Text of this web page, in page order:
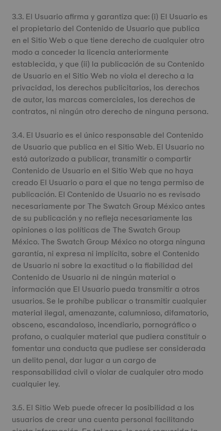
3.3. El Usuario afirma y garantiza que: (i) El Usuario es
el propietario del Contenido de Usuario que publica
en el Sitio Web o que tiene derecho de cualquier otro
modo a conceder la licencia anteriormente
establecida, y que (ii) la publicación de su Contenido
de Usuario en el Sitio Web no viola el derecho a la
privacidad, los derechos publicitarios, los derechos
de autor, las marcas comerciales, los derechos de
contratos, ni ningún otro derecho de ninguna persona.
3.4. El Usuario es el único responsable del Contenido
de Usuario que publica en el Sitio Web. El Usuario no
está autorizado a publicar, transmitir o compartir
Contenido de Usuario en el Sitio Web que no haya
creado El Usuario o para el que no tenga permiso de
publicación. El Contenido de Usuario no es revisado
necesariamente por The Swatch Group México antes
de su publicación y no refleja necesariamente las
opiniones o las políticas de The Swatch Group
México. The Swatch Group México no otorga ninguna
garantía, ni expresa ni implícita, sobre el Contenido
de Usuario ni sobre la exactitud o la fiabilidad del
Contenido de Usuario ni de ningún material o
información que El Usuario pueda transmitir a otros
usuarios. Se le prohíbe publicar o transmitir cualquier
material ilegal, amenazante, calumnioso, difamatorio,
obsceno, escandaloso, incendiario, pornográfico o
profano, o cualquier material que pudiera constituir o
fomentar una conducta que pudiese ser considerada
un delito penal, dar lugar a un cargo de
responsabilidad civil o violar de cualquier otro modo
cualquier ley.
3.5. El Sitio Web puede ofrecer la posibilidad a los
usuarios de crear una cuenta personal facilitando